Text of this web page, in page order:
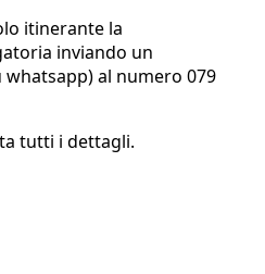
itinerante la
inviando un
al numero 079
tutti i dettagli.